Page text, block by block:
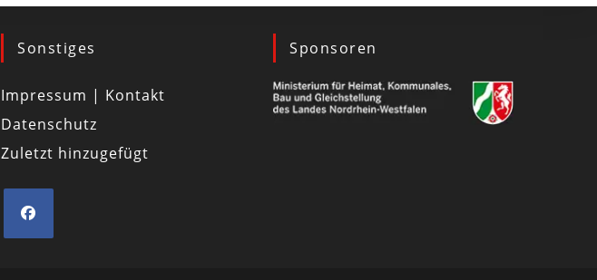
Sonstiges
Impressum | Kontakt
Datenschutz
Zuletzt hinzugefügt
Sponsoren